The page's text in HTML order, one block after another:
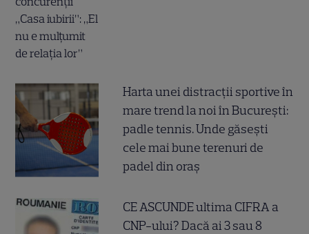
Harta unei distracții sportive în
mare trend la noi în București:
padle tennis. Unde găsești
cele mai bune terenuri de
padel din oraș
CE ASCUNDE ultima CIFRA a
CNP-ului? Dacă ai 3 sau 8